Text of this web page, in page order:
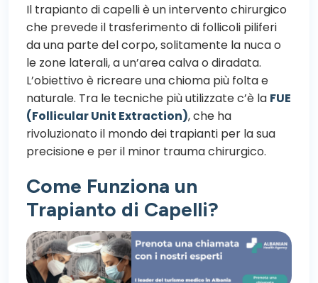
Il trapianto di capelli è un intervento chirurgico
che prevede il trasferimento di follicoli piliferi
da una parte del corpo, solitamente la nuca o
le zone laterali, a un’area calva o diradata.
L’obiettivo è ricreare una chioma più folta e
naturale. Tra le tecniche più utilizzate c’è la FUE
(Follicular Unit Extraction), che ha
rivoluzionato il mondo dei trapianti per la sua
precisione e per il minor trauma chirurgico.
Come Funziona un
Trapianto di Capelli?